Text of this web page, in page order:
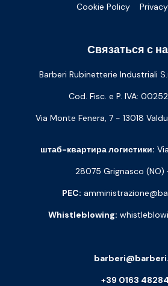
Cookie Policy
Связаться с
Barberi Rubinetterie Industriali
Cod. Fisc. e P. IVA:
Via Monte Fenera, 7 - 13018
штаб-квартира логистики:
28075 Grignasco (NO)
PEC:
Whistleblowing:
+39 0163 48284